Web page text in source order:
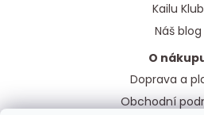
Kailu Klub
Náš blog
O
Doprava a
Obchodní